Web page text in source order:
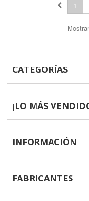
1
CATEGORÍAS
¡LO MÁS
INFORMACIÓN
FABRICANTES